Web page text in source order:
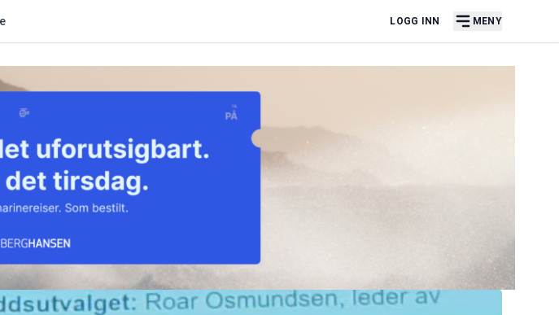
LOGG INN MENY